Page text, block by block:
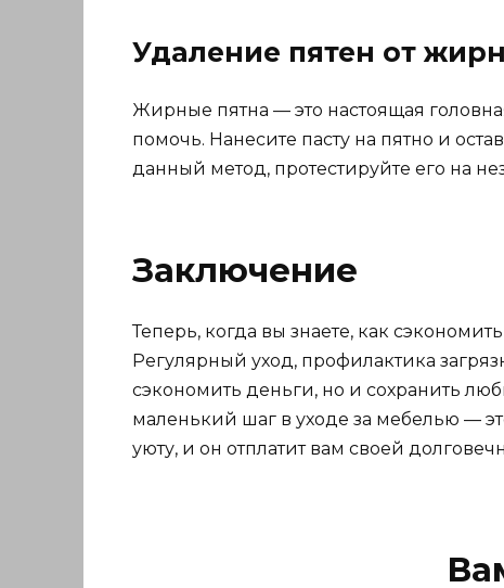
Удаление пятен от
Жирные пятна — это настоящая
помочь. Нанесите пасту на пятно и
данный метод, протестируйте его на
Заключение
Теперь, когда вы знаете, как
Регулярный уход, профилактика
сэкономить деньги, но и сохранить
маленький шаг в уходе за мебелью —
уюту, и он отплатит вам своей